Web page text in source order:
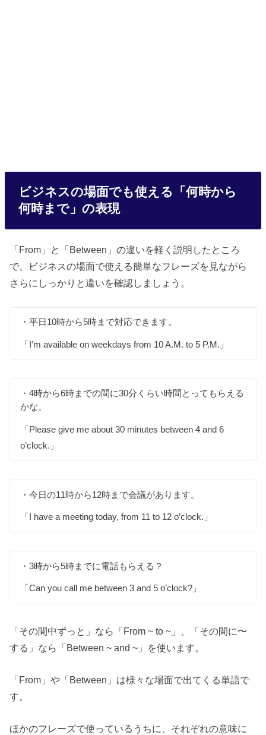
ビジネスの場面でも使える「何時から
何時まで」の表現
「From」と「Between」の違いを軽く説明したところ
で、ビジネスの場面で使える簡単なフレーズを見ながら
さらにしっかりと違いを確認しましょう。
・平日10時から5時まで対応できます。
「I’m available on weekdays from 10 A.M. to 5 P.M.」
・4時から6時までの間に30分くらい時間とってもらえる
かな。
「Please give me about 30 minutes between 4 and 6
o’clock.」
・今日の11時から12時まで会議があります。
「I have a meeting today, from 11 to 12 o’clock.」
・3時から5時までに電話もらえる？
「Can you call me between 3 and 5 o’clock?」
「その間中ずっと」なら「From ~ to ~」、「その間に〜
する」なら「Between ~ and ~」を使います。
「From」や「Between」は様々な場面で出てくる単語で
す。
ほかのフレーズで使っているうちに、それぞれの意味に